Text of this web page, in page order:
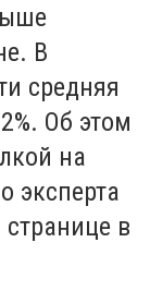
В
средняя
Об этом
на
эксперта
в